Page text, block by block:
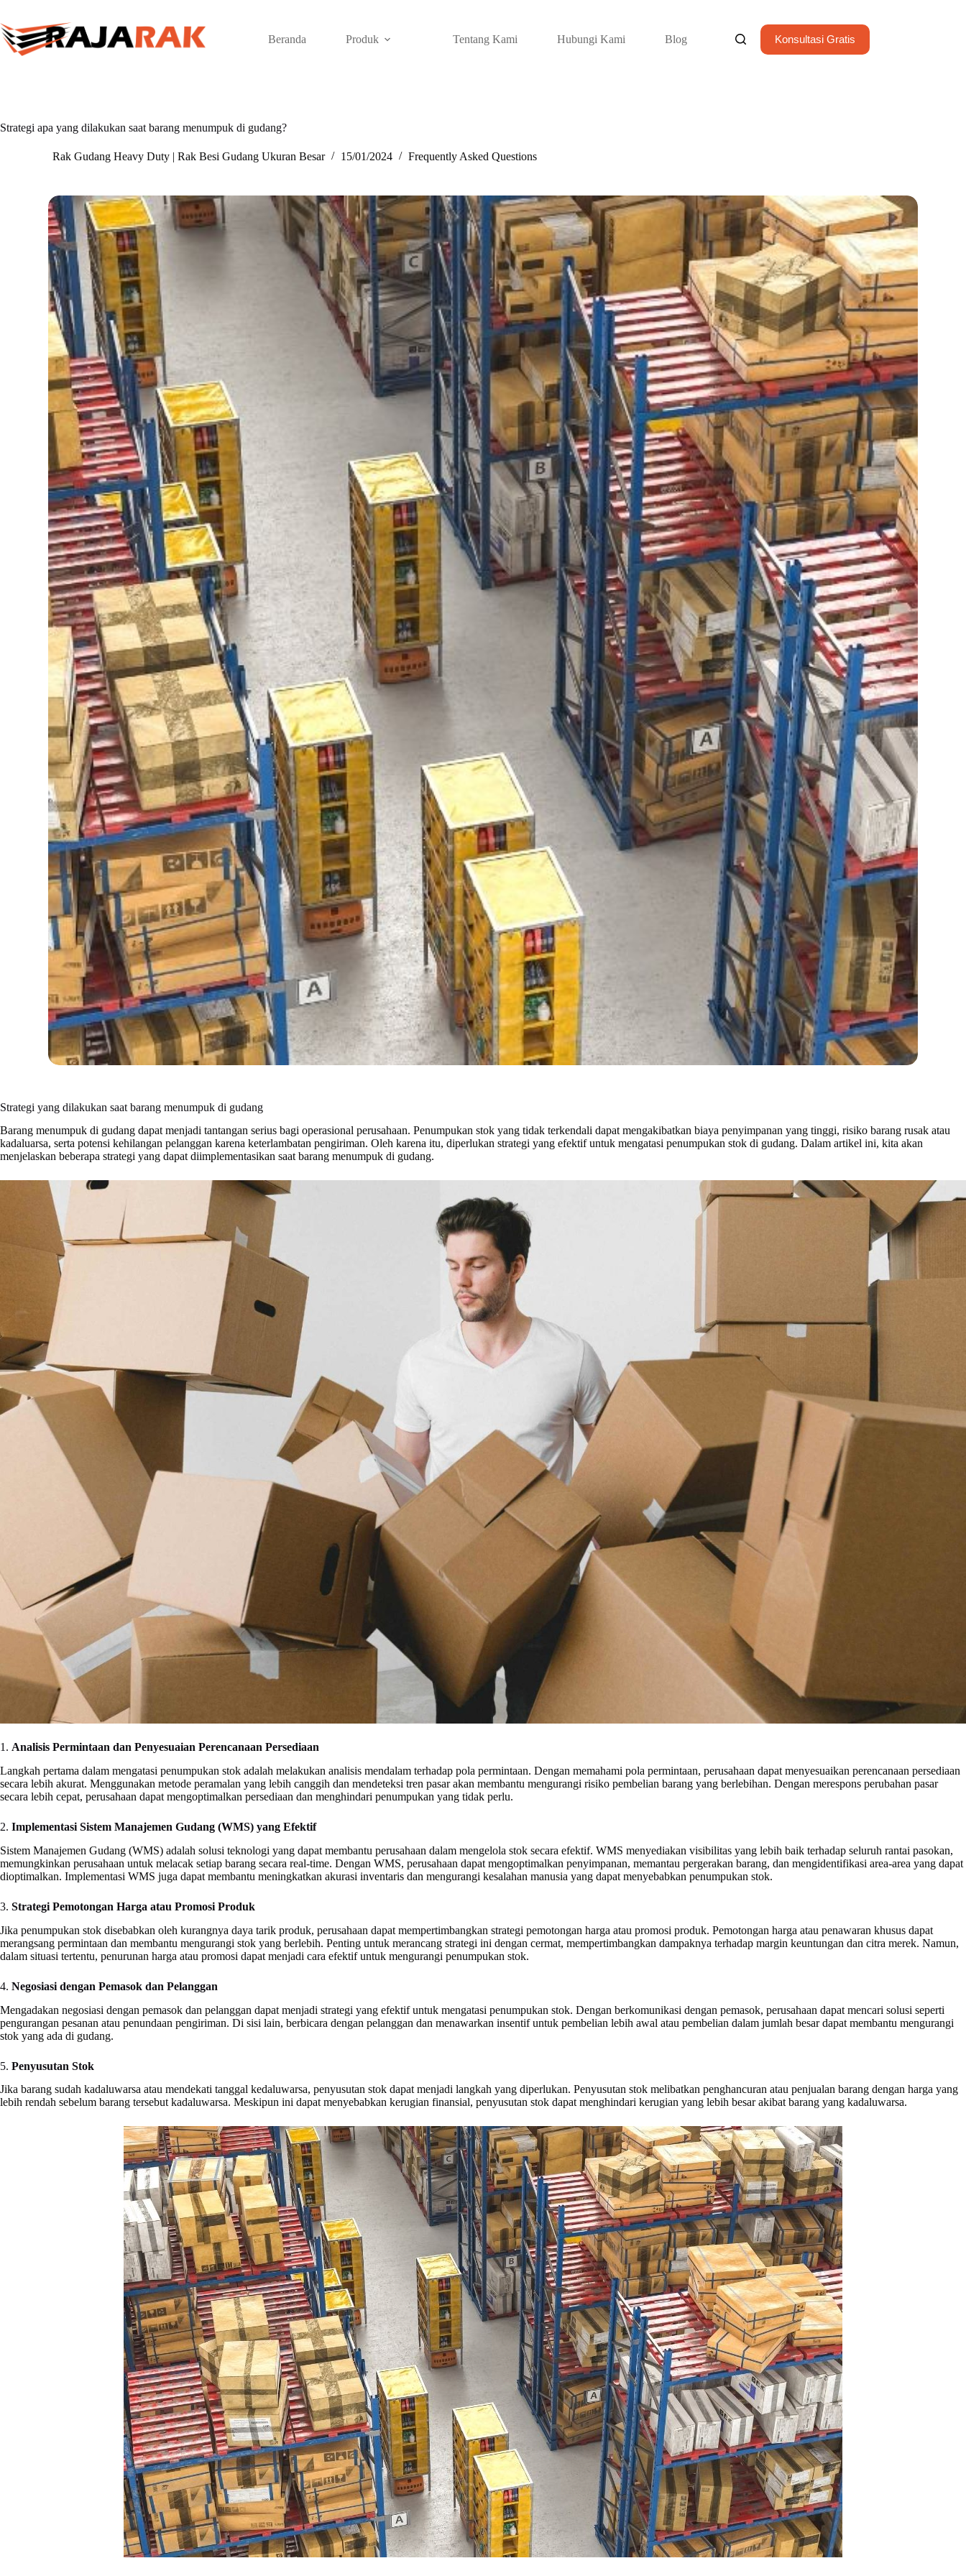
content
Beranda Produk Tentang Kami Hubungi Kami Blog Konsultasi Gratis
Strategi apa yang dilakukan saat barang menumpuk di gudang?
Rak Gudang Heavy Duty | Rak Besi Gudang Ukuran Besar 15/01/2024 Frequently Asked Questions
Strategi yang dilakukan saat barang menumpuk di gudang
Barang menumpuk di gudang dapat menjadi tantangan serius bagi operasional perusahaan. Penumpukan stok yang tidak terkendali dapat mengakibatkan biaya penyimpanan yang tinggi, risiko barang rusak atau
kadaluarsa, serta potensi kehilangan pelanggan karena keterlambatan pengiriman. Oleh karena itu, diperlukan strategi yang efektif untuk mengatasi penumpukan stok di gudang. Dalam artikel ini, kita akan
menjelaskan beberapa strategi yang dapat diimplementasikan saat barang menumpuk di gudang.
1. Analisis Permintaan dan Penyesuaian Perencanaan Persediaan
Langkah pertama dalam mengatasi penumpukan stok adalah melakukan analisis mendalam terhadap pola permintaan. Dengan memahami pola permintaan, perusahaan dapat menyesuaikan perencanaan persediaan
secara lebih akurat. Menggunakan metode peramalan yang lebih canggih dan mendeteksi tren pasar akan membantu mengurangi risiko pembelian barang yang berlebihan. Dengan merespons perubahan pasar
secara lebih cepat, perusahaan dapat mengoptimalkan persediaan dan menghindari penumpukan yang tidak perlu.
2. Implementasi Sistem Manajemen Gudang (WMS) yang Efektif
Sistem Manajemen Gudang (WMS) adalah solusi teknologi yang dapat membantu perusahaan dalam mengelola stok secara efektif. WMS menyediakan visibilitas yang lebih baik terhadap seluruh rantai pasokan,
memungkinkan perusahaan untuk melacak setiap barang secara real-time. Dengan WMS, perusahaan dapat mengoptimalkan penyimpanan, memantau pergerakan barang, dan mengidentifikasi area-area yang dapat
dioptimalkan. Implementasi WMS juga dapat membantu meningkatkan akurasi inventaris dan mengurangi kesalahan manusia yang dapat menyebabkan penumpukan stok.
3. Strategi Pemotongan Harga atau Promosi Produk
Jika penumpukan stok disebabkan oleh kurangnya daya tarik produk, perusahaan dapat mempertimbangkan strategi pemotongan harga atau promosi produk. Pemotongan harga atau penawaran khusus dapat
merangsang permintaan dan membantu mengurangi stok yang berlebih. Penting untuk merancang strategi ini dengan cermat, mempertimbangkan dampaknya terhadap margin keuntungan dan citra merek. Namun,
dalam situasi tertentu, penurunan harga atau promosi dapat menjadi cara efektif untuk mengurangi penumpukan stok.
4. Negosiasi dengan Pemasok dan Pelanggan
Mengadakan negosiasi dengan pemasok dan pelanggan dapat menjadi strategi yang efektif untuk mengatasi penumpukan stok. Dengan berkomunikasi dengan pemasok, perusahaan dapat mencari solusi seperti
pengurangan pesanan atau penundaan pengiriman. Di sisi lain, berbicara dengan pelanggan dan menawarkan insentif untuk pembelian lebih awal atau pembelian dalam jumlah besar dapat membantu mengurangi
stok yang ada di gudang.
5. Penyusutan Stok
Jika barang sudah kadaluwarsa atau mendekati tanggal kedaluwarsa, penyusutan stok dapat menjadi langkah yang diperlukan. Penyusutan stok melibatkan penghancuran atau penjualan barang dengan harga yang
lebih rendah sebelum barang tersebut kadaluwarsa. Meskipun ini dapat menyebabkan kerugian finansial, penyusutan stok dapat menghindari kerugian yang lebih besar akibat barang yang kadaluwarsa.